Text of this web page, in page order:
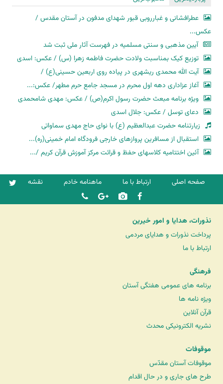
عطرافشانی و غبارروبی قبور شهدای مدفون در آستان مقدس /
عکس...
آیین مذهبی و سنتی مسلمیه در فهرست آثار ملی ثبت شد
توزیع کیک بمناسبت ولادت حضرت فاطمه زهرا (س) / عکس: اسدی
آیت الله محمدی ریشهری در پیاده روی اربعین حسینی(ع) /
آغاز عزاداری دهه اول محرم در مسجد جامع حرم مطهر/ عکس:...
ویژه برنامه مبعث حضرت رسول اکرم(ص) / عکس: مهدی شامحمدی
دعای توسل / عکس: جلال اسدی
زیارتنامه حضرت عبدالعظیم (ع) با نوای حاج مهدی سماواتی
استقبال از مسافرین پروازهای خارجی فرودگاه امام خمینی(ره)...
آئین اختتامیه کلاسهای حفظ و قرائت مرکز آموزش قرآن کریم /...
صفحه اصلی ارتباط با ما ماهنامه خادم نقشه
نذورات، هدایا و امور خیرین
پرداخت نذورات و هدایای مردمی
ارتباط با ما
فرهنگی
برنامه های عمومی هفتگی آستان
ویژه نامه ها
قرآن آنلاین
نشریه الکترونیکی محدث
موقوفات
موقوفات آستان مقدّس
طرح های جاری و در حال اقدام